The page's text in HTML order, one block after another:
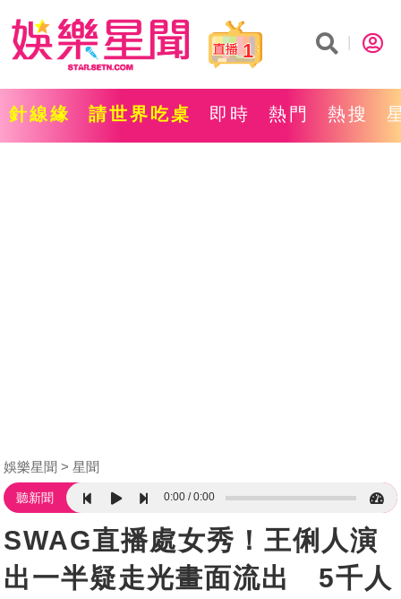
1
針線緣 請世界吃桌 即時 熱門 熱搜
娛樂星聞 星聞
聽新聞 0:00 0:00
SWAG直播處女秀！王俐人演
出一半疑走光畫面流出 5千人